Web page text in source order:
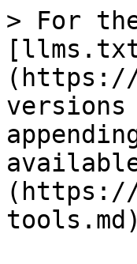
> For
(https://
versions
(https://